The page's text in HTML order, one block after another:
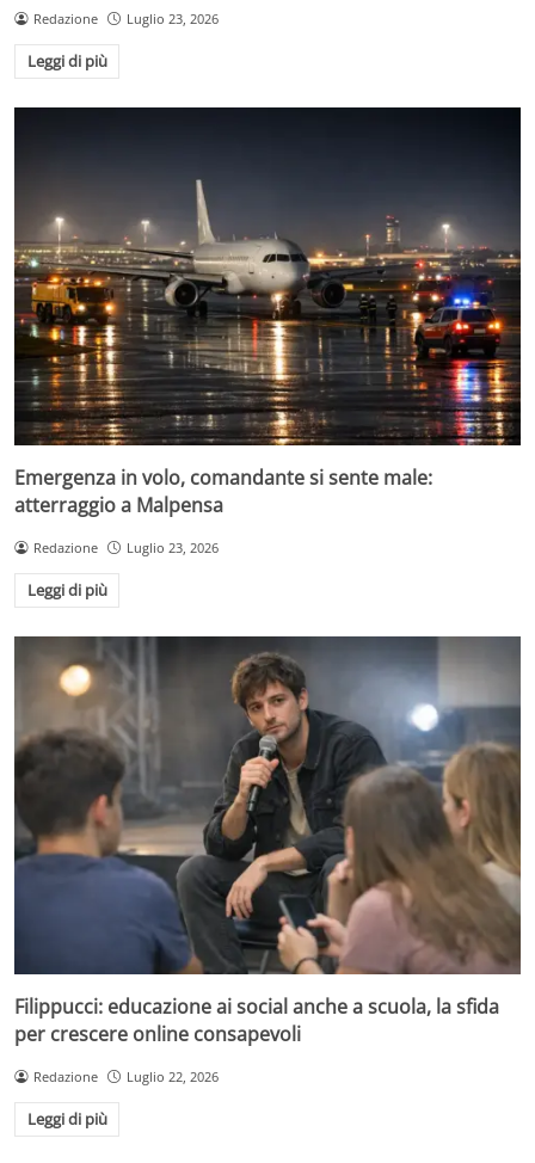
Redazione Luglio 23, 2026
Leggi di più
Emergenza in volo, comandante si sente male:
atterraggio a Malpensa
Redazione Luglio 23, 2026
Leggi di più
Filippucci: educazione ai social anche a scuola, la sfida
per crescere online consapevoli
Redazione Luglio 22, 2026
Leggi di più